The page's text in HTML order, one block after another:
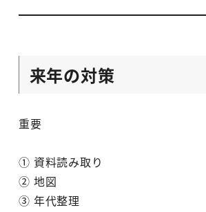
来年の対策
重要
① 資料読み取り
② 地図
③ 年代整理